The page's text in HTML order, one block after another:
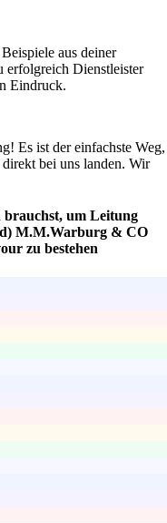
aus deiner
erfolgreich Dienstleister
Eindruck.
Es ist der einfachste Weg,
bei uns landen. Wir
brauchst, um Leitung
d) M.M.Warburg & CO
zu bestehen